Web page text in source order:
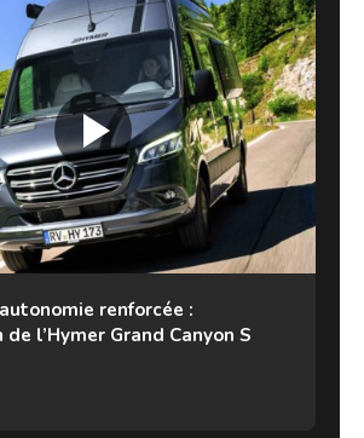
renforcée :
l’Hymer Grand Canyon S